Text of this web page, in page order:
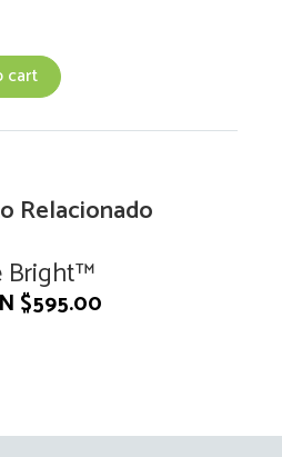
cart
Relacionado
Bright™
$595.00